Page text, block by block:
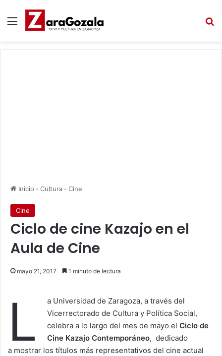
Menú
Inicio - Cultura - Cine
Cine
Ciclo de cine Kazajo en el
Aula de Cine
mayo 21, 2017 1 minuto de lectura
L
a Universidad de Zaragoza, a través del
Vicerrectorado de Cultura y Política Social,
celebra a lo largo del mes de mayo el Ciclo de
Cine Kazajo Contemporáneo, dedicado
a mostrar los títulos más representativos del cine actual